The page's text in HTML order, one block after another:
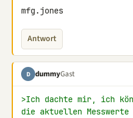
mfg.jones
Antwort
D dummyGast
>Ich dachte mir, ich
die aktuellen Messwerte